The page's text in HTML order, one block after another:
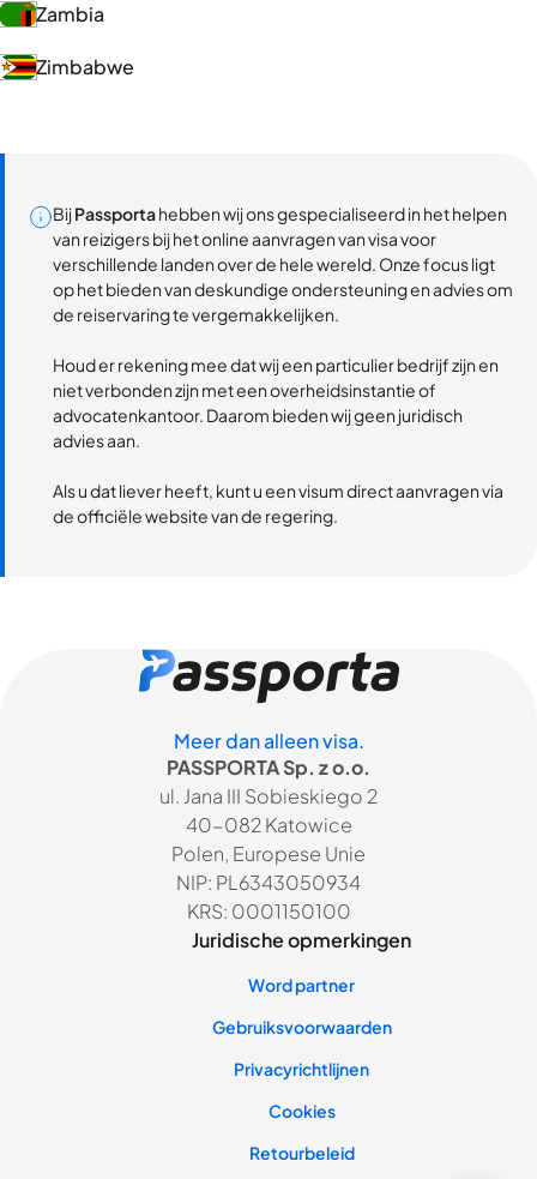
Zambia
Zimbabwe
BijPassportahebben wij ons gespecialiseerd in het helpen
van reizigers bij het online aanvragen van visa voor
verschillende landen over de hele wereld. Onze focus ligt
op het bieden van deskundige ondersteuning en advies om
de reiservaring te vergemakkelijken.
Houd er rekening mee dat wij een particulier bedrijf zijn en
niet verbonden zijn met een overheidsinstantie of
advocatenkantoor. Daarom bieden wij geen juridisch
advies aan.
Als u dat liever heeft, kunt u een visum direct aanvragen via
de officiële website van de regering.
Meer dan alleen visa.
PASSPORTA Sp. z o.o.
ul. Jana III Sobieskiego 2
40-082 Katowice
Polen, Europese Unie
NIP: PL6343050934
KRS: 0001150100
Juridische opmerkingen
Word partner
Gebruiksvoorwaarden
Privacyrichtlijnen
Cookies
Retourbeleid